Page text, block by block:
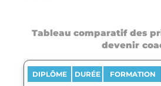
Tableau comparatif des
devenir
DIPLÔME DURÉE FORMATION